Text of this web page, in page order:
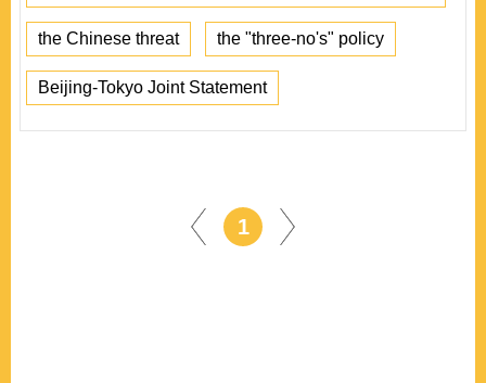
the Chinese threat the "three-no's" policy
Beijing-Tokyo Joint Statement
1